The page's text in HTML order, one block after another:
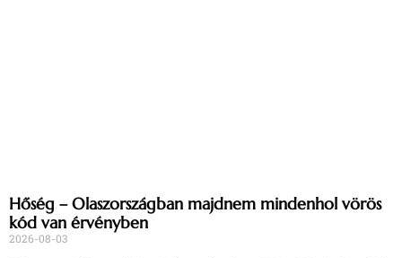
Hőség – Olaszországban majdnem mindenhol vörös
kód van érvényben
2026-08-03